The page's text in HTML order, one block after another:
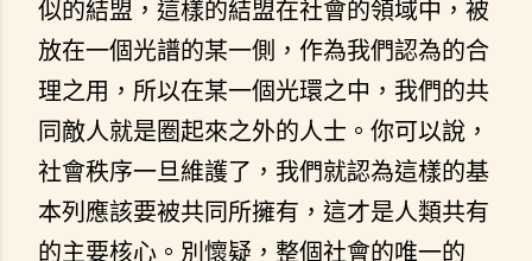
似的結盟，這樣的結盟在社會的領域中，被
放在一個光譜的某一側，作為我們認為的合
理之用，所以在某一個光環之中，我們的共
同敵人就是圈起來之外的人士。你可以說，
社會秩序一旦維護了，我們就認為這樣的基
本列應該要被共同所擁有，這才是人類共有
的主要核心。別懷疑，整個社會的唯一的